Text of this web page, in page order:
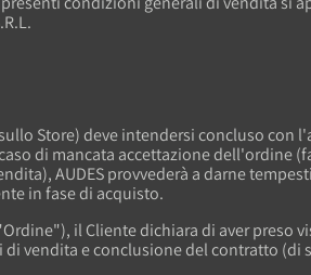
Store) deve intendersi concluso con
di mancata accettazione dell'ordine
AUDES provvederà a darne
in fase di acquisto.
il Cliente dichiara di aver preso
vendita e conclusione del contratto (di